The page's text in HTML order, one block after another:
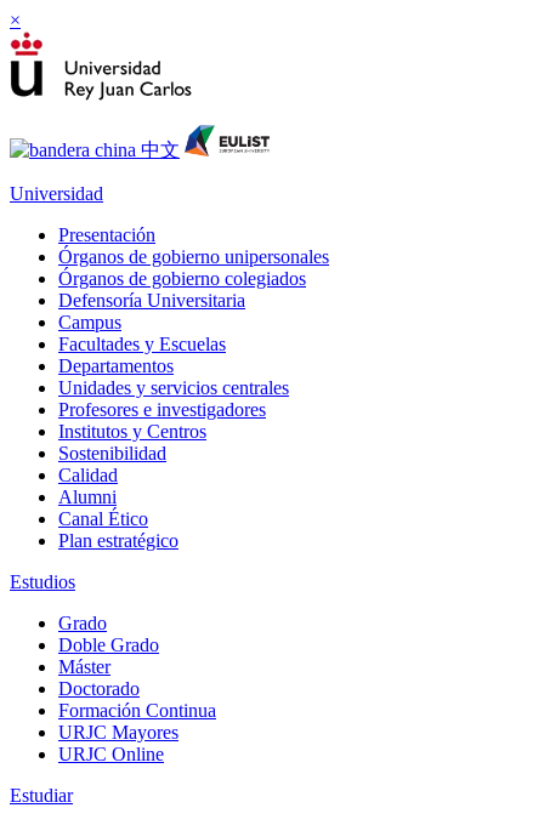
×
Universidad
Presentación
Órganos de gobierno unipersonales
Órganos de gobierno colegiados
Defensoría Universitaria
Campus
Facultades y Escuelas
Departamentos
Unidades y servicios centrales
Profesores e investigadores
Institutos y Centros
Sostenibilidad
Calidad
Alumni
Canal Ético
Plan estratégico
Estudios
Grado
Doble Grado
Máster
Doctorado
Formación Continua
URJC Mayores
URJC Online
Estudiar